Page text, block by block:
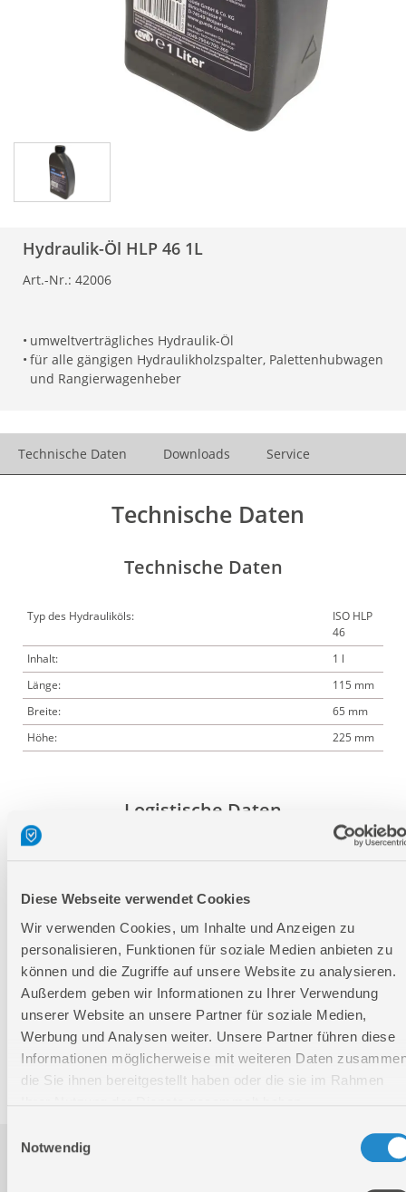
Diese Webseite verwendet Cookies
Wir verwenden Cookies, um Inhalte und Anzeigen zu
personalisieren, Funktionen für soziale Medien anbieten zu
können und die Zugriffe auf unsere Website zu analysieren.
Außerdem geben wir Informationen zu Ihrer Verwendung
unserer Website an unsere Partner für soziale Medien,
Werbung und Analysen weiter. Unsere Partner führen diese
Informationen möglicherweise mit weiteren Daten
die Sie ihnen bereitgestellt haben oder die sie im Rahmen
Notwendig
Hydraulik-Öl HLP 46 1L
Art.-Nr.: 42006
• umweltverträgliches Hydraulik-Öl
• für alle gängigen Hydraulikholzspalter, Palettenhubwagen
und Rangierwagenheber
Technische Daten Downloads Service
Technische Daten
Technische Daten
Typ des Hydrauliköls:
ISO HLP
46
Inhalt:
1 l
Länge:
115 mm
Breite:
65 mm
Höhe:
225 mm
Logistische Daten
Höhe
225 mm
Nettogewicht:
1 kg
Bruttogewicht:
1,05 kg
GTIN:
4015671420060